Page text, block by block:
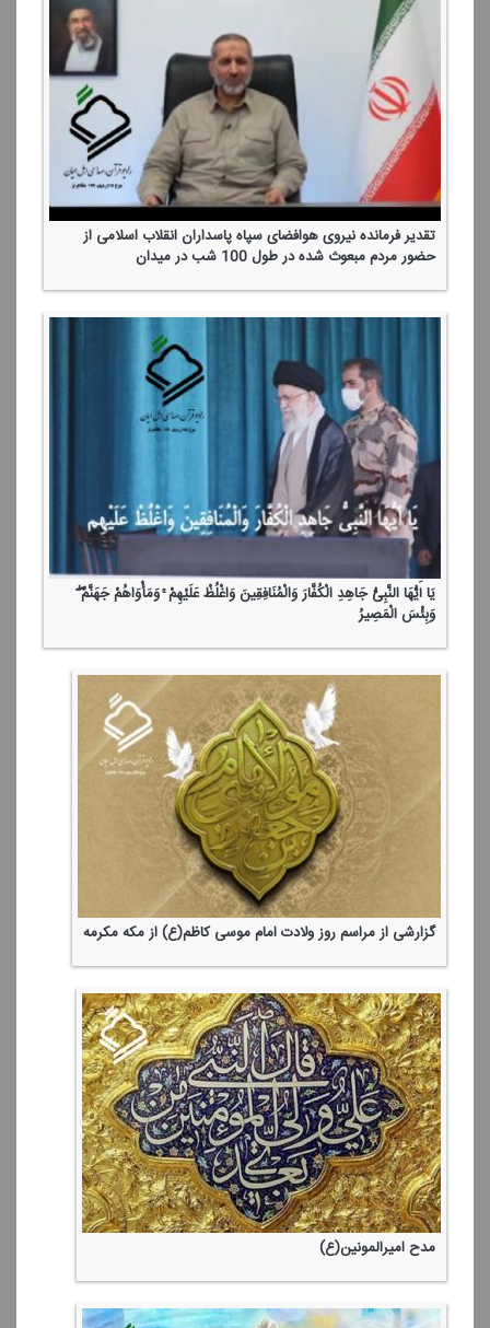
تقدیر فرمانده نیروی هوافضای سپاه پاسداران انقلاب اسلامی از
حضور مردم مبعوث شده در طول 100 شب در میدان
یَا أَیُّهَا النَّبِیُّ جَاهِدِ الْكُفَّارَ وَالْمُنَافِقِینَ وَاغْلُظْ عَلَیْهِمْ ۚ وَمَأْوَاهُمْ جَهَنَّمُ ۖ
وَبِئْسَ الْمَصِیرُ
گزارشی از مراسم روز ولادت امام موسی كاظم(ع) از مكه مكرمه
مدح امیرالمونین(ع)